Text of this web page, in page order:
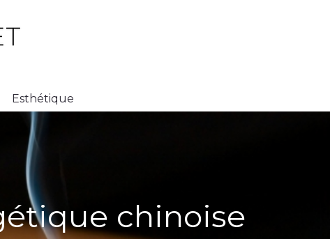
Esthétique
chinoise